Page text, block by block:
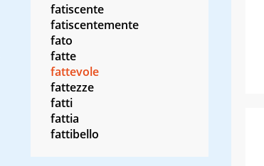
fatiscente
fatiscentemente
fato
fatte
fattevole
fattezze
fatti
fattia
fattibello